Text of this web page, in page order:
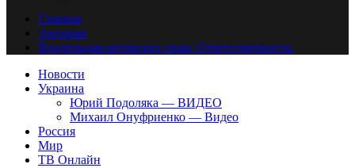
Главная
Авторам
Владельцам авторских прав. Ответственности.
Новости
Украина
Юрий Подоляка — ВИДЕО
Михаил Онуфриенко — Видео
Россия
Мир
ТВ Онлайн